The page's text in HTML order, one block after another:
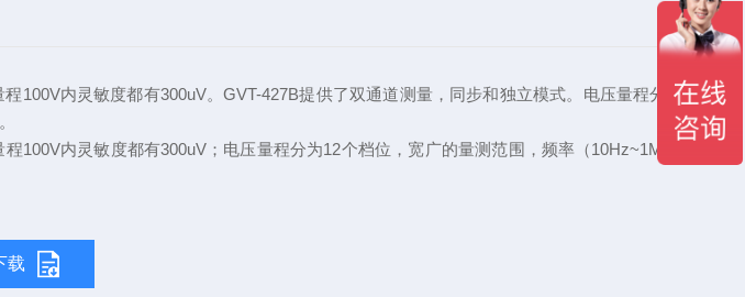
内灵敏度都有300uV。GVT-427B提供了双通道测量，同步和独立模式。电压量程分为12
内灵敏度都有300uV；电压量程分为12个档位，宽广的量测范围，频率（10Hz~1MHz）
载